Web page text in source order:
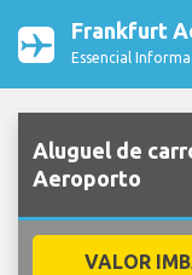
Frankfurt
Essencial
Aluguel de
Aeroporto
VALOR